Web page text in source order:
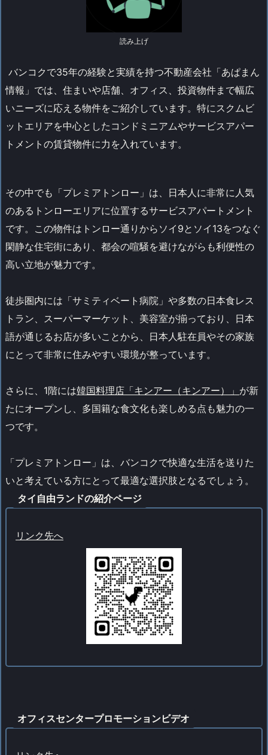
読み上げ
バンコクで35年の経験と実績を持つ不動産会社「あぱまん
情報」では、住まいや店舗、オフィス、投資物件まで幅広
いニーズに応える物件をご紹介しています。特にスクムビ
ットエリアを中心としたコンドミニアムやサービスアパー
トメントの賃貸物件に力を入れています。
その中でも「プレミアトンロー」は、日本人に非常に人気
のあるトンローエリアに位置するサービスアパートメント
です。この物件はトンロー通りからソイ9とソイ13をつなぐ
閑静な住宅街にあり、都会の喧騒を避けながらも利便性の
高い立地が魅力です。
徒歩圏内には「サミティベート病院」や多数の日本食レス
トラン、スーパーマーケット、美容室が揃っており、日本
語が通じるお店が多いことから、日本人駐在員やその家族
にとって非常に住みやすい環境が整っています。
さらに、1階には韓国料理店「キンアー（キンアー）」 が新
たにオープンし、多国籍な食文化も楽しめる点も魅力の一
つです。
「プレミアトンロー」は、バンコクで快適な生活を送りた
いと考えている方にとって最適な選択肢となるでしょう。
タイ自由ランドの紹介ページ
リンク先へ
オフィスセンタープロモーションビデオ